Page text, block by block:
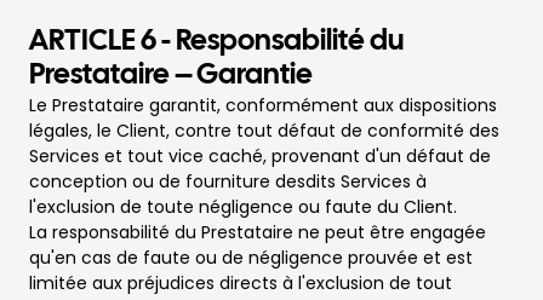
ARTICLE 6 - Responsabilité du
Prestataire – Garantie
Le Prestataire garantit, conformément aux dispositions
légales, le Client, contre tout défaut de conformité des
Services et tout vice caché, provenant d'un défaut de
conception ou de fourniture desdits Services à
l'exclusion de toute négligence ou faute du Client.
La responsabilité du Prestataire ne peut être engagée
qu'en cas de faute ou de négligence prouvée et est
limitée aux préjudices directs à l'exclusion de tout